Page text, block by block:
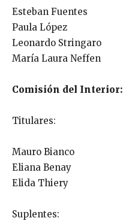
Esteban Fuentes
Paula López
Leonardo Stringaro
María Laura Neffen
Comisión del Interior:
Titulares:
Mauro Bianco
Eliana Benay
Elida Thiery
Suplentes: